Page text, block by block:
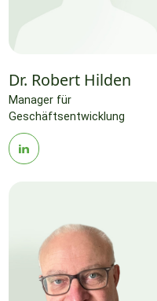
Dr. Robert Hilden
Manager für
Geschäftsentwicklung